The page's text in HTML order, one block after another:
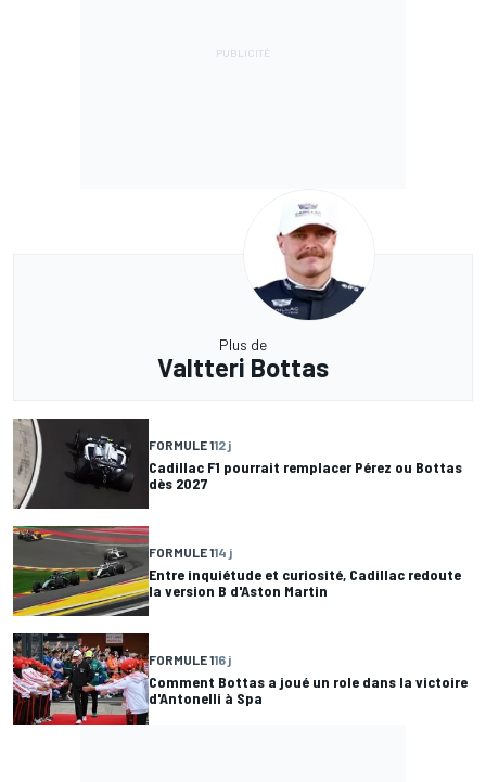
Plus de
Valtteri Bottas
FORMULE 112 j
Cadillac F1 pourrait remplacer Pérez ou Bottas
dès 2027
FORMULE 114 j
Entre inquiétude et curiosité, Cadillac redoute
la version B d'Aston Martin
FORMULE 116 j
Comment Bottas a joué un role dans la victoire
d'Antonelli à Spa